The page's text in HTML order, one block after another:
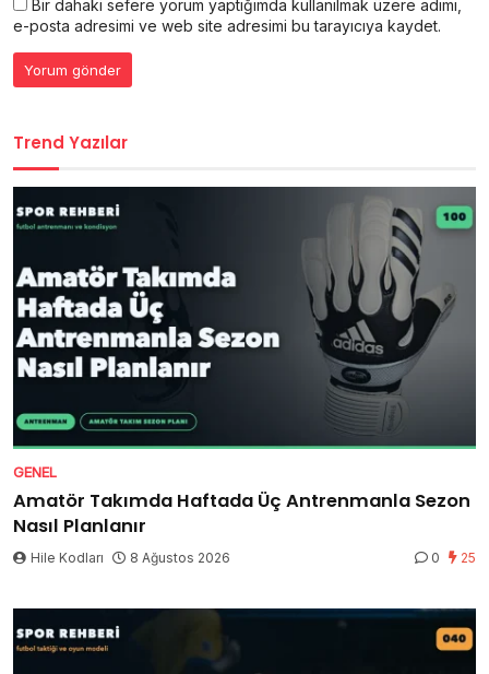
Bir dahaki sefere yorum yaptığımda kullanılmak üzere adımı,
e-posta adresimi ve web site adresimi bu tarayıcıya kaydet.
Trend Yazılar
GENEL
Amatör Takımda Haftada Üç Antrenmanla Sezon
Nasıl Planlanır
Hile Kodları 8 Ağustos 2026 0 25